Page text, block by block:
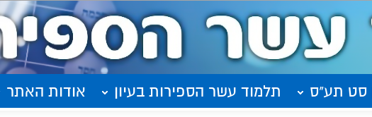
סט תע"ס תלמוד עשר הספירות בעיון אודות האתר